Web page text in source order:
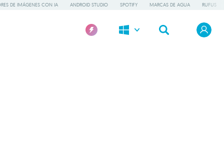
DE IMÁGENES CON IA ANDROID STUDIO SPOTIFY MARCAS DE AGUA RUFUS